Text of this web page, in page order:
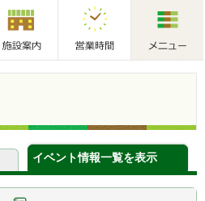
施設案内 営業時間
イベント情報一覧を表示